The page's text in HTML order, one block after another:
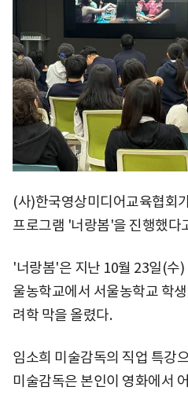
(사)한국영상미디어교육협회
프로그램 '너랑봄'을 진행했다
'너랑봄'은 지난 10월 23일(수)
울농학교에서 서울농학교 학
려학 막을 올렸다.
임소희 미술감독의 직업 특강
미술감독은 본인이 영화에서